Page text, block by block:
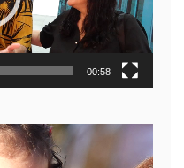
00:58